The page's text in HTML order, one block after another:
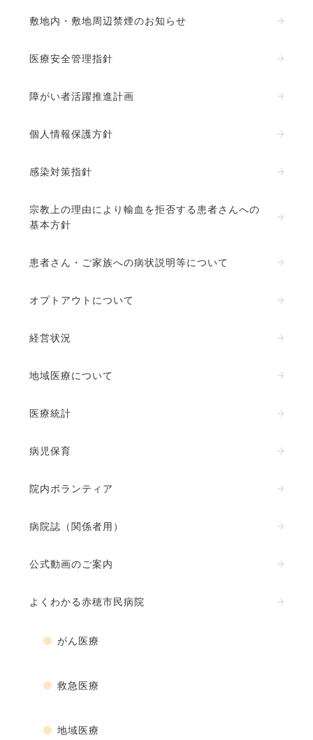
敷地内・敷地周辺禁煙のお知らせ
医療安全管理指針
障がい者活躍推進計画
個人情報保護方針
感染対策指針
宗教上の理由により輸血を拒否する患者さんへの
基本方針
患者さん・ご家族への病状説明等について
オプトアウトについて
経営状況
地域医療について
医療統計
病児保育
院内ボランティア
病院誌（関係者用）
公式動画のご案内
よくわかる赤穂市民病院
がん医療
救急医療
地域医療